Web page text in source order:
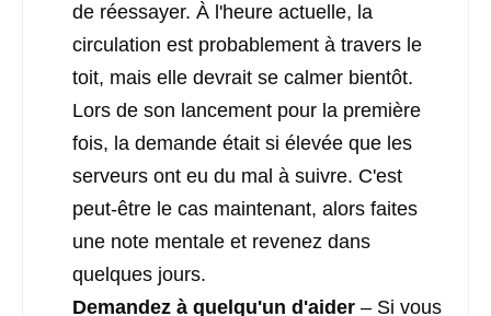
de réessayer. À l'heure actuelle, la
circulation est probablement à travers le
toit, mais elle devrait se calmer bientôt.
Lors de son lancement pour la première
fois, la demande était si élevée que les
serveurs ont eu du mal à suivre. C'est
peut-être le cas maintenant, alors faites
une note mentale et revenez dans
quelques jours.
Demandez à quelqu'un d'aider – Si vous